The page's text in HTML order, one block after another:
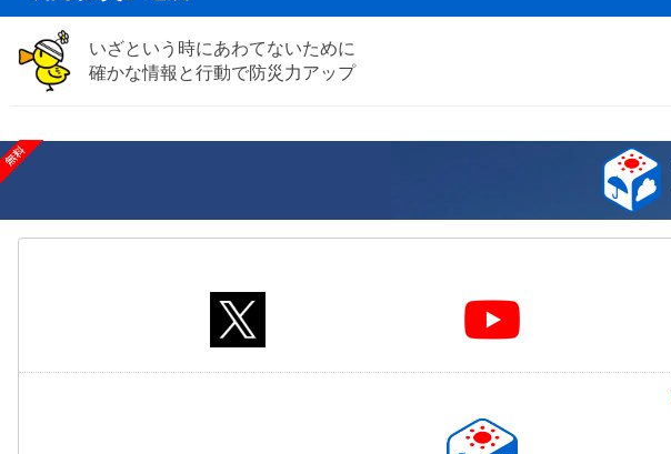
いざという時にあわてないために
確かな情報と行動で防災力アップ